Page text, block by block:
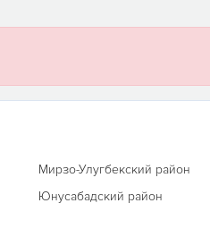
Мирзо-Улугбекский район
Юнусабадский район